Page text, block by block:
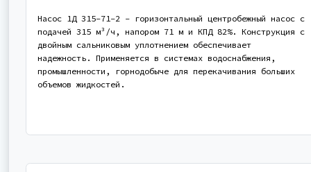
Насос 1Д 315-71-2 - горизонтальный центробежный насос с
подачей 315 м³/ч, напором 71 м и КПД 82%. Конструкция с
двойным сальниковым уплотнением обеспечивает
надежность. Применяется в системах водоснабжения,
промышленности, горнодобыче для перекачивания больших
объемов жидкостей.